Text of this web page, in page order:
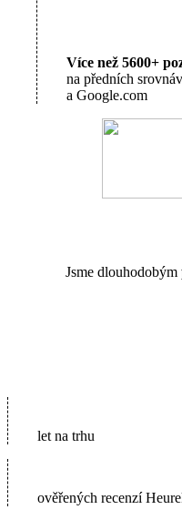
Více než 5600+
na předních
a Google.com
Jsme dlouhodobým
let na trhu
ověřených recenzí